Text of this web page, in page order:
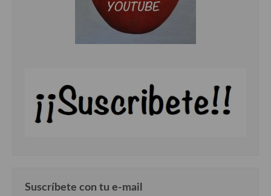
Suscríbete con tu e-mail